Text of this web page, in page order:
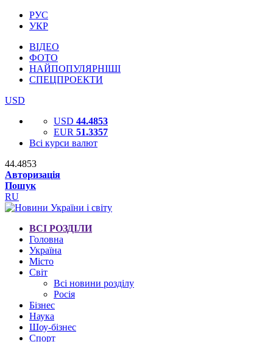
РУС
УКР
ВІДЕО
ФОТО
НАЙПОПУЛЯРНІШІ
СПЕЦПРОЕКТИ
USD
USD 44.4853
EUR 51.3357
Всі курси валют
44.4853
Авторизація
Пошук
RU
ВСІ РОЗДІЛИ
Головна
Україна
Місто
Світ
Всі новини розділу
Росія
Бізнес
Наука
Шоу-бізнес
Спорт